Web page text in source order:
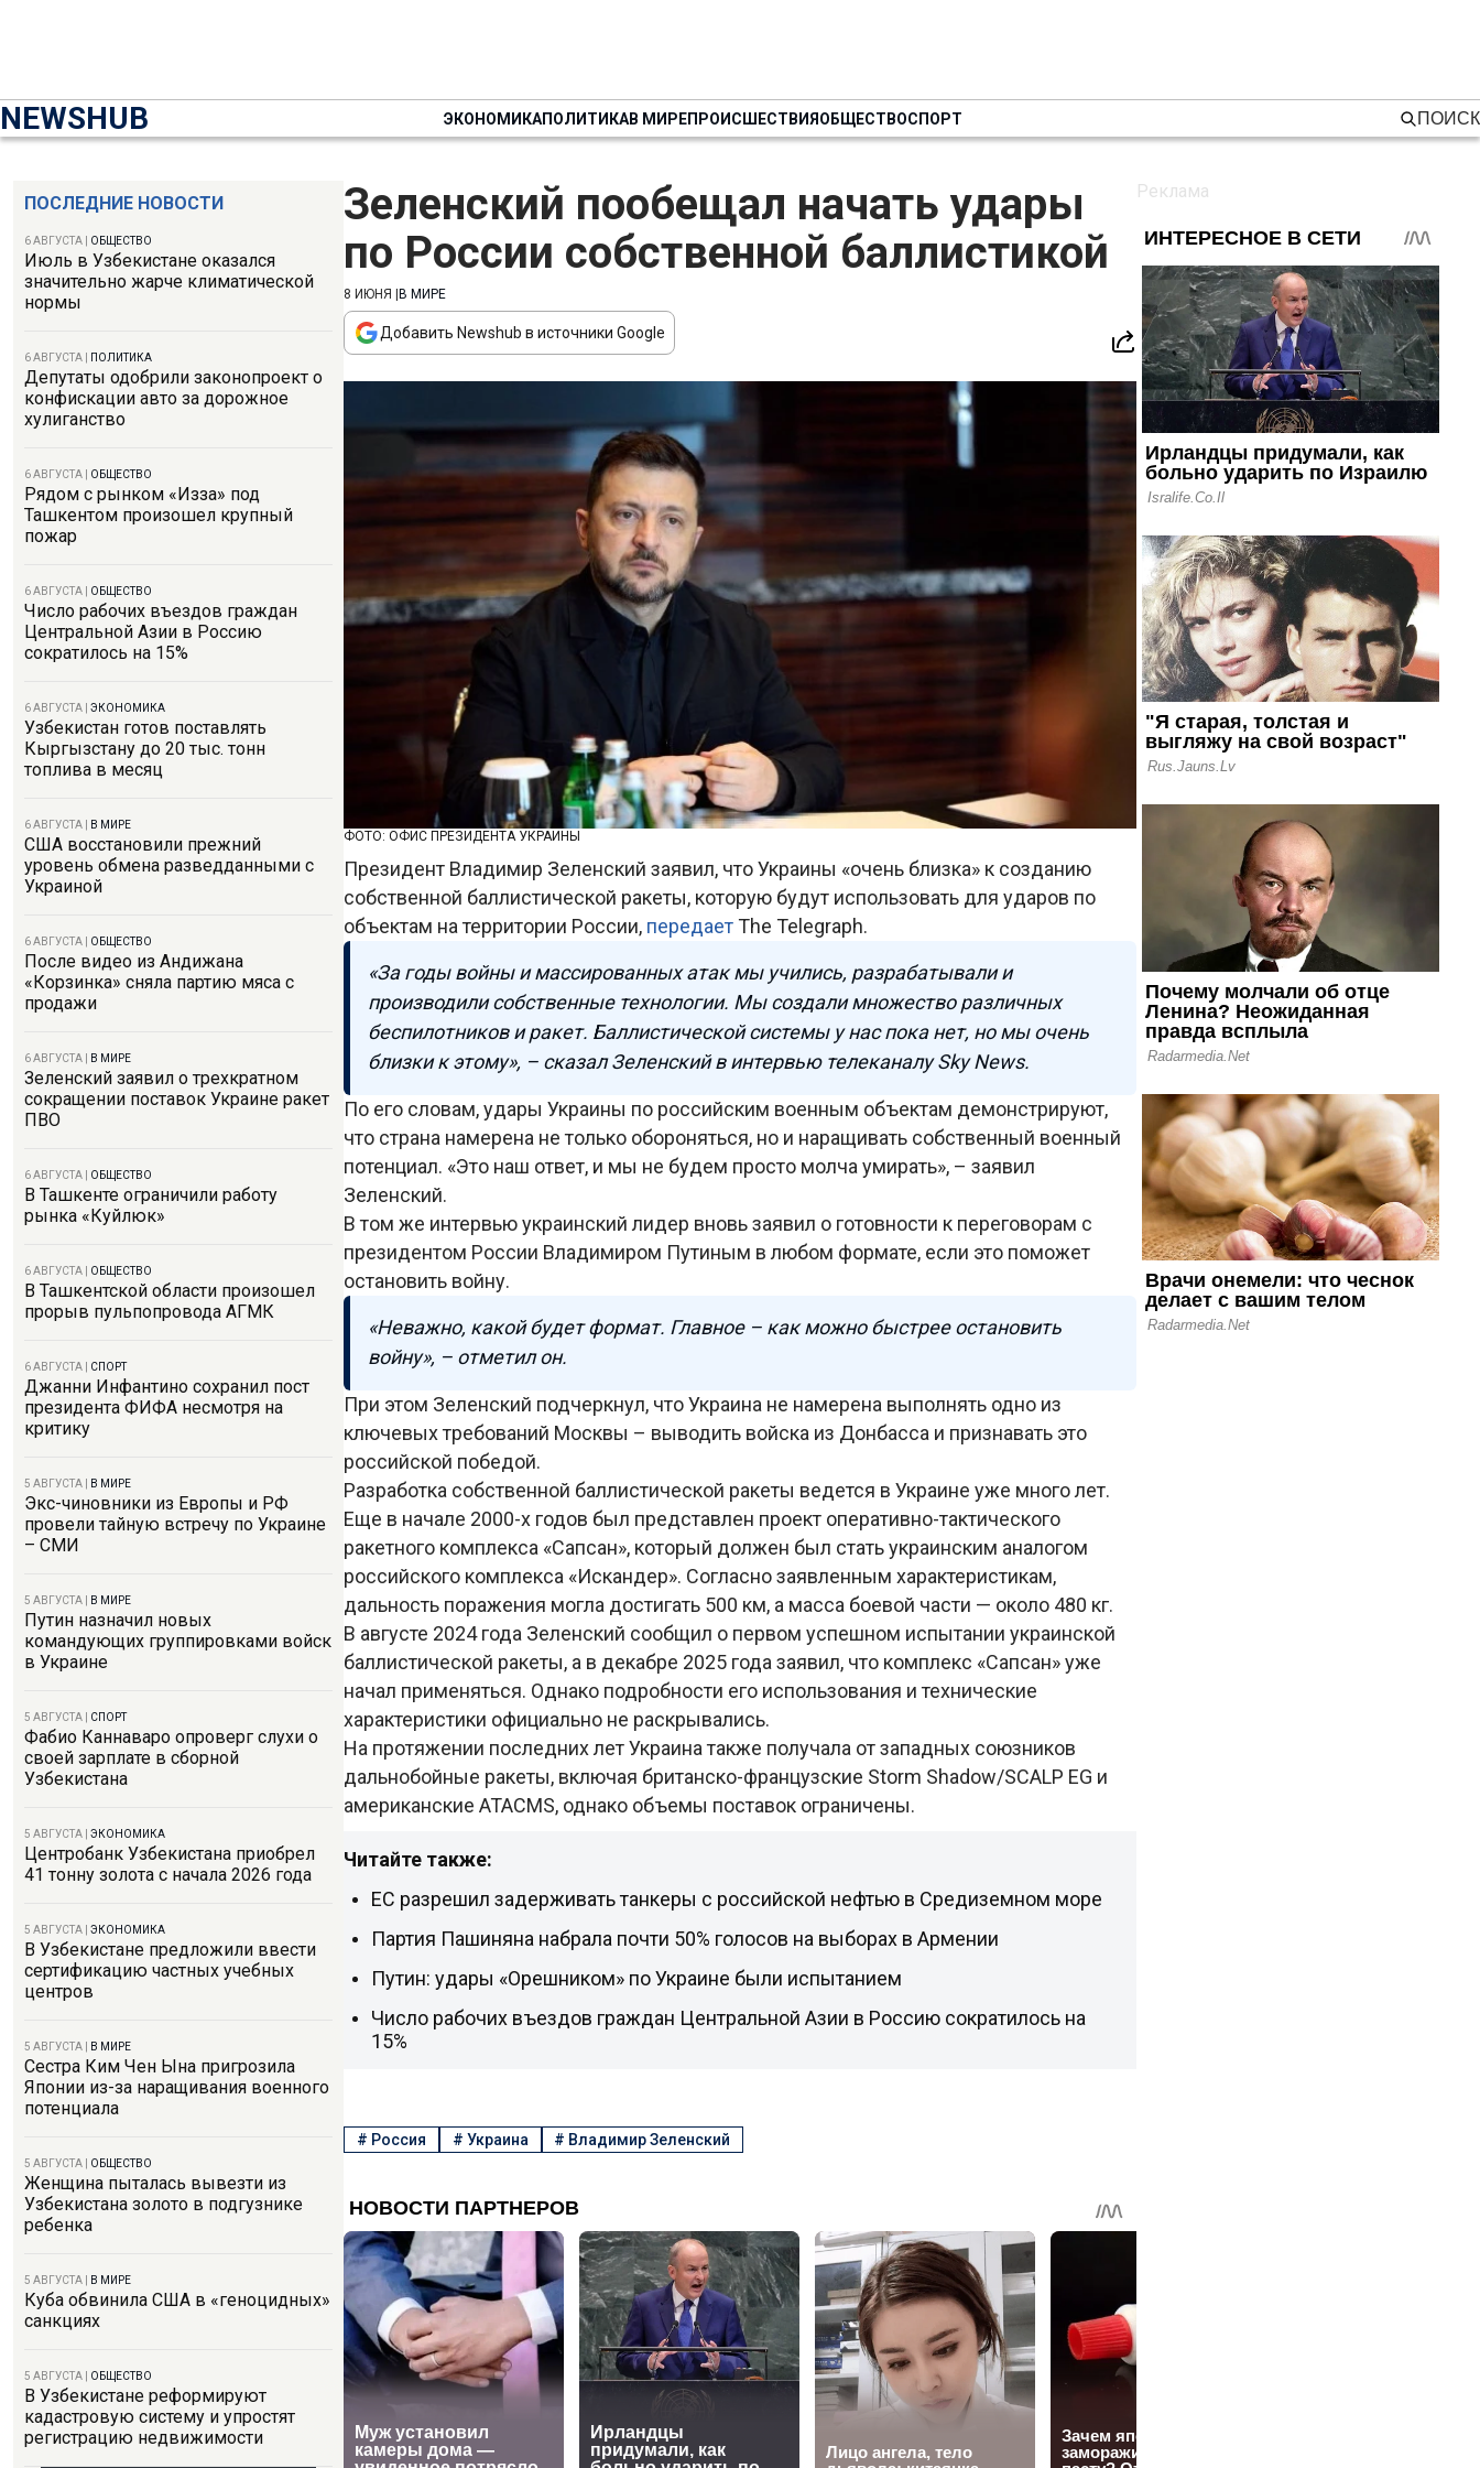
NEWSHUB ЭКОНОМИКАПОЛИТИКАВ МИРЕПРОИСШЕСТВИЯОБЩЕСТВОСПОРТ ПОИСК
ПОСЛЕДНИЕ НОВОСТИ
6 АВГУСТА ОБЩЕСТВО
Июль в Узбекистане оказался
значительно жарче климатической
нормы
6 АВГУСТА ПОЛИТИКА
Депутаты одобрили законопроект о
конфискации авто за дорожное
хулиганство
6 АВГУСТА ОБЩЕСТВО
Рядом с рынком «Изза» под
Ташкентом произошел крупный
пожар
6 АВГУСТА ОБЩЕСТВО
Число рабочих въездов граждан
Центральной Азии в Россию
сократилось на 15%
6 АВГУСТА ЭКОНОМИКА
Узбекистан готов поставлять
Кыргызстану до 20 тыс. тонн
топлива в месяц
6 АВГУСТА В МИРЕ
США восстановили прежний
уровень обмена разведданными с
Украиной
6 АВГУСТА ОБЩЕСТВО
После видео из Андижана
«Корзинка» сняла партию мяса с
продажи
6 АВГУСТА В МИРЕ
Зеленский заявил о трехкратном
сокращении поставок Украине ракет
ПВО
6 АВГУСТА ОБЩЕСТВО
В Ташкенте ограничили работу
рынка «Куйлюк»
6 АВГУСТА ОБЩЕСТВО
В Ташкентской области произошел
прорыв пульпопровода АГМК
6 АВГУСТА СПОРТ
Джанни Инфантино сохранил пост
президента ФИФА несмотря на
критику
5 АВГУСТА В МИРЕ
Экс-чиновники из Европы и РФ
провели тайную встречу по Украине
– СМИ
5 АВГУСТА В МИРЕ
Путин назначил новых
командующих группировками войск
в Украине
5 АВГУСТА СПОРТ
Фабио Каннаваро опроверг слухи о
своей зарплате в сборной
Узбекистана
5 АВГУСТА ЭКОНОМИКА
Центробанк Узбекистана приобрел
41 тонну золота с начала 2026 года
5 АВГУСТА ЭКОНОМИКА
В Узбекистане предложили ввести
сертификацию частных учебных
центров
5 АВГУСТА В МИРЕ
Сестра Ким Чен Ына пригрозила
Японии из-за наращивания военного
потенциала
5 АВГУСТА ОБЩЕСТВО
Женщина пыталась вывезти из
Узбекистана золото в подгузнике
ребенка
5 АВГУСТА В МИРЕ
Куба обвинила США в «геноцидных»
санкциях
5 АВГУСТА ОБЩЕСТВО
В Узбекистане реформируют
кадастровую систему и упростят
регистрацию недвижимости
Зеленский пообещал начать удары
по России собственной баллистикой
8 ИЮНЯ В МИРЕ
Добавить Newshub в источники Google
ФОТО: ОФИС ПРЕЗИДЕНТА УКРАИНЫ
Президент Владимир Зеленский заявил, что Украины «очень близка» к созданию
собственной баллистической ракеты, которую будут использовать для ударов по
объектам на территории России, передаетThe Telegraph.
«За годы войны и массированных атак мы учились, разрабатывали и
производили собственные технологии. Мы создали множество различных
беспилотников и ракет. Баллистической системы у нас пока нет, но мы очень
близки к этому», – сказал Зеленский в интервью телеканалу Sky News.
По его словам, удары Украины по российским военным объектам демонстрируют,
что страна намерена не только обороняться, но и наращивать собственный военный
потенциал. «Это наш ответ, и мы не будем просто молча умирать», – заявил
Зеленский.
В том же интервью украинский лидер вновь заявил о готовности к переговорам с
президентом России Владимиром Путиным в любом формате, если это поможет
остановить войну.
«Неважно, какой будет формат. Главное – как можно быстрее остановить
войну», – отметил он.
При этом Зеленский подчеркнул, что Украина не намерена выполнять одно из
ключевых требований Москвы – выводить войска из Донбасса и признавать это
российской победой.
Разработка собственной баллистической ракеты ведется в Украине уже много лет.
Еще в начале 2000-х годов был представлен проект оперативно-тактического
ракетного комплекса «Сапсан», который должен был стать украинским аналогом
российского комплекса «Искандер». Согласно заявленным характеристикам,
дальность поражения могла достигать 500 км, а масса боевой части — около 480 кг.
В августе 2024 года Зеленский сообщил о первом успешном испытании украинской
баллистической ракеты, а в декабре 2025 года заявил, что комплекс «Сапсан» уже
начал применяться. Однако подробности его использования и технические
характеристики официально не раскрывались.
На протяжении последних лет Украина также получала от западных союзников
дальнобойные ракеты, включая британско-французские Storm Shadow/SCALP EG и
американские ATACMS, однако объемы поставок ограничены.
Читайте также:
ЕС разрешил задерживать танкеры с российской нефтью в Средиземном море
Партия Пашиняна набрала почти 50% голосов на выборах в Армении
Путин: удары «Орешником» по Украине были испытанием
Число рабочих въездов граждан Центральной Азии в Россию сократилось на
15%
# Россия # Украина # Владимир Зеленский